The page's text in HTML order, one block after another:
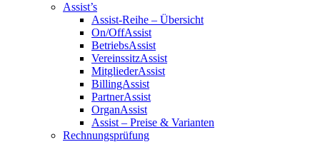
Assist’s
Assist-Reihe – Übersicht
On/OffAssist
BetriebsAssist
VereinssitzAssist
MitgliederAssist
BillingAssist
PartnerAssist
OrganAssist
Assist – Preise & Varianten
Rechnungsprüfung